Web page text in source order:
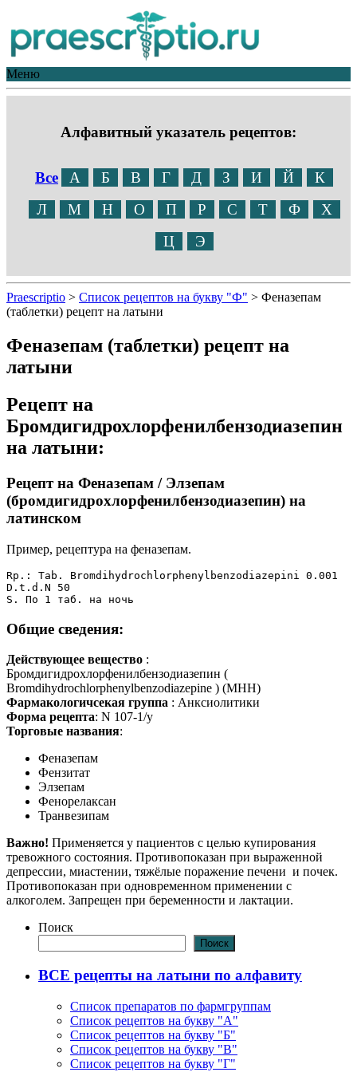
Меню
Алфавитный указатель рецептов:
Все А Б В Г Д З И Й
К
Л
М Н О П Р С Т Ф
Х
Ц
Э
Praescriptio > Список рецептов на букву "Ф" > Феназепам
(таблетки) рецепт на латыни
Феназепам (таблетки) рецепт на
латыни
Рецепт на
Бромдигидрохлорфенилбензодиазепин
на латыни:
Рецепт на Феназепам / Элзепам
(бромдигидрохлорфенилбензодиазепин) на
латинском
Пример, рецептура на феназепам.
Rp.: Tab. Bromdihydrochlorphenylbenzodiazepini 0.001
D.t.d.N 50
S. По 1 таб. на ночь
Общие сведения:
Действующее вещество :
Бромдигидрохлорфенилбензодиазепин (
Bromdihydrochlorphenylbenzodiazepine ) (МНН)
Фармакологичсекая группа : Анксиолитики
Форма рецепта: N 107-1/у
Торговые названия:
Феназепам
Фензитат
Элзепам
Фенорелаксан
Транвезипам
Важно! Применяется у пациентов с целью купирования
тревожного состояния. Противопоказан при выраженной
депрессии, миастении, тяжёлые поражение печени и почек.
Противопоказан при одновременном применении с
алкоголем. Запрещен при беременности и лактации.
Поиск
Поиск
ВСЕ рецепты на латыни по алфавиту
Список препаратов по фармгруппам
Список рецептов на букву "А"
Список рецептов на букву "Б"
Список рецептов на букву "В"
Список рецептов на букву "Г"